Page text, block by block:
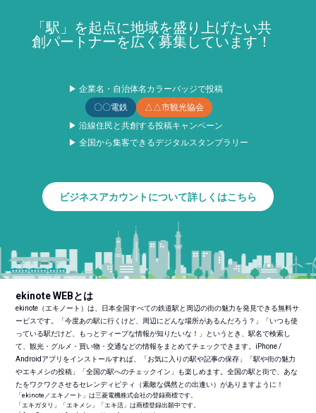
「駅」を起点に地域を盛り上げたい共
創パートナーを広く募集しています！
▶ 企業名・自治体名カラーバッジで投稿
〇〇電鉄
△△市観光協会
▶ 沿線住民と共創する投稿キャンペーン
▶ 全国から集客できるデジタルスタンプラリー
ビジネスアカウントについて詳しくはこちら
ekinote WEBとは
ekinote（エキノート）は、日本全国すべての鉄道駅と周辺の街の魅力を発見できる無料サ
ービスです。「今度あの駅に行くけど、周辺にどんな場所があるんだろう？」「いつも使
っている駅だけど、もっとディープな情報が知りたいな！」というとき、駅名で検索し
て、観光・グルメ・買い物・交通などの情報をまとめてチェックできます。iPhone /
Androidアプリをインストールすれば、「お気に入りの駅や記事の保存」「駅や街の魅力
やエキメシの投稿」「全国の駅へのチェックイン」も楽しめます。全国の駅と街で、あな
たをワクワクさせるセレンディピティ（素敵な偶然との出逢い）がありますように！
「ekinote／エキノート」は三菱電機株式会社の登録商標です。
「エキガタリ」「エキメシ」「エキ活」は商標登録出願中です。